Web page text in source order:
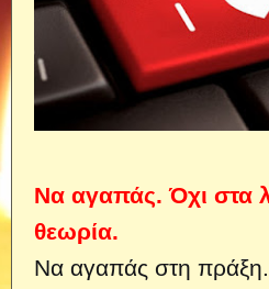
Να αγαπάς. Όχι στα
θεωρία.
Να αγαπάς στη πράξη.